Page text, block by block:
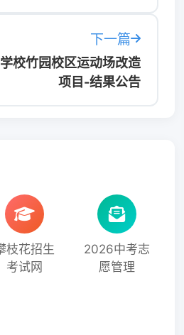
枝花招生
考试网
2026中考志
愿管理
下一篇
校竹园校区运动场改造
项目-结果公告